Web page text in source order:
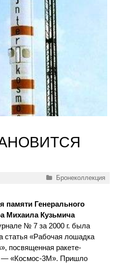
Рубрики
Бронеколлекция
памяти Генерального
Михаила Кузьмича
№ 7 за 2000 г. была
статья «Рабочая лошадка
посвященная ракете-
— «Космос-3М». Пришло